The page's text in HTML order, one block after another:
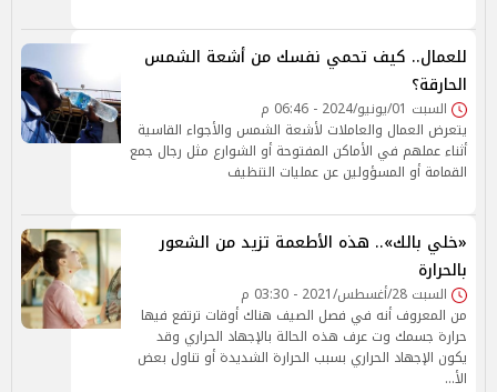
للعمال.. كيف تحمي نفسك من أشعة الشمس
الحارقة؟
السبت 01/يونيو/2024 - 06:46 م
يتعرض العمال والعاملات لأشعة الشمس والأجواء القاسية
أثناء عملهم في الأماكن المفتوحة أو الشوارع مثل رجال جمع
القمامة أو المسؤولين عن عمليات التنظيف
«خلي بالك».. هذه الأطعمة تزيد من الشعور
بالحرارة
السبت 28/أغسطس/2021 - 03:30 م
من المعروف أنه في فصل الصيف هناك أوقات ترتفع فيها
حرارة جسمك وت عرف هذه الحالة بالإجهاد الحراري وقد
يكون الإجهاد الحراري بسبب الحرارة الشديدة أو تناول بعض
الأ…